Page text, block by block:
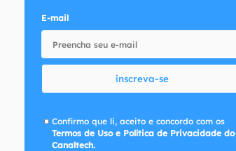
E-mail
inscreva-se
Confirmo que li, aceito e concordo com os
Termos de Uso e Política de Privacidade do
Canaltech.